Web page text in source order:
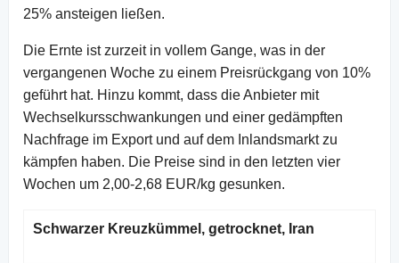
25% ansteigen ließen.
Die Ernte ist zurzeit in vollem Gange, was in der
vergangenen Woche zu einem Preisrückgang von 10%
geführt hat. Hinzu kommt, dass die Anbieter mit
Wechselkursschwankungen und einer gedämpften
Nachfrage im Export und auf dem Inlandsmarkt zu
kämpfen haben. Die Preise sind in den letzten vier
Wochen um 2,00-2,68 EUR/kg gesunken.
Schwarzer Kreuzkümmel, getrocknet, Iran